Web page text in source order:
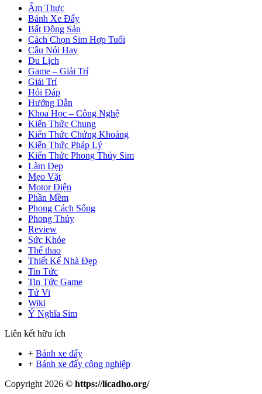
Ẩm Thực
Bánh Xe Đẩy
Bất Động Sản
Cách Chọn Sim Hợp Tuổi
Câu Nói Hay
Du Lịch
Game – Giải Trí
Giải Trí
Hỏi Đáp
Hướng Dẫn
Khoa Học – Công Nghệ
Kiến Thức Chung
Kiến Thức Chứng Khoáng
Kiến Thức Pháp Lý
Kiến Thức Phong Thủy Sim
Làm Đẹp
Mẹo Vặt
Motor Điện
Phần Mềm
Phong Cách Sống
Phong Thủy
Review
Sức Khỏe
Thể thao
Thiết Kế Nhà Đẹp
Tin Tức
Tin Tức Game
Tử Vi
Wiki
Ý Nghĩa Sim
Liên kết hữu ích
+ Bánh xe đẩy
+ Bánh xe đẩy công nghiệp
Copyright 2026 © https://licadho.org/